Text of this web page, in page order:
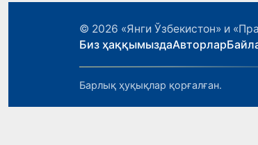
© 2026 «Янги Ўзбекистон» и
Биз ҳаққымыздаАвторлар
Барлық ҳуқықлар қорғалған.